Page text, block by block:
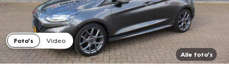
Foto's
Video
Alle foto's